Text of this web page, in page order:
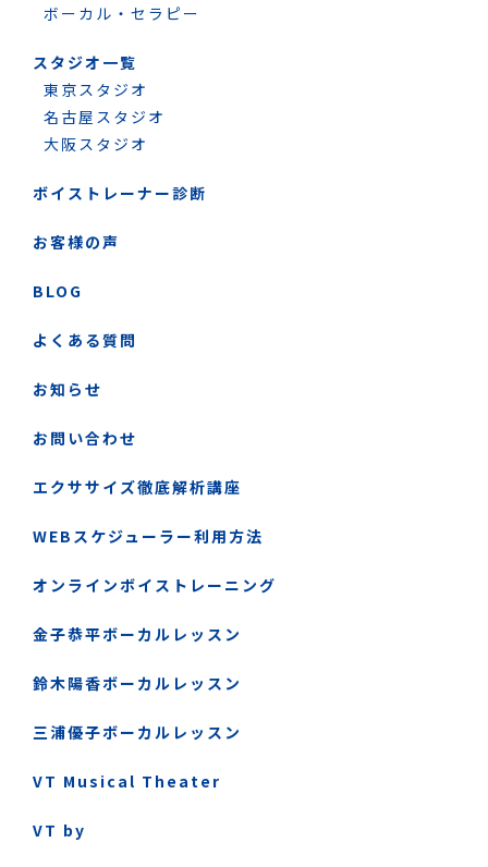
ボーカル・セラピー
スタジオ一覧
東京スタジオ
名古屋スタジオ
大阪スタジオ
ボイストレーナー診断
お客様の声
BLOG
よくある質問
お知らせ
お問い合わせ
エクササイズ徹底解析講座
WEBスケジューラー利用方法
オンラインボイストレーニング
金子恭平ボーカルレッスン
鈴木陽香ボーカルレッスン
三浦優子ボーカルレッスン
VT Musical Theater
VT by